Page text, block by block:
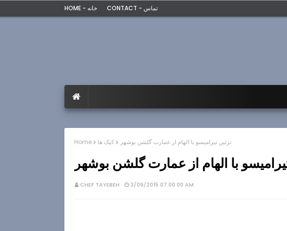
HOME - خانه CONTACT - تماس
Home کیک ها تزئین تیرامیسو با الهام از عمارت گلشن بوشهر
با الهام از عمارت گلشن بوشهر
CHEF TAYEBEH 3/09/2015 07:00:00 AM